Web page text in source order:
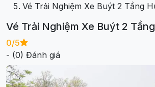
Vé Trải Nghiệm Xe Buýt 2 Tầng
Vé Trải Nghiệm Xe Buýt 2
0/5
- (0) Đánh giá